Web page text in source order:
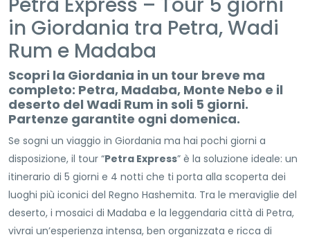
in Giordania tra Petra, Wadi
Rum e Madaba
Scopri la Giordania in un tour breve ma
completo: Petra, Madaba, Monte Nebo e il
deserto del Wadi Rum in soli 5 giorni.
Partenze garantite ogni domenica.
Se sogni un viaggio in Giordania ma hai pochi giorni a
disposizione, il tour “Petra Express” è la soluzione ideale: un
itinerario di 5 giorni e 4 notti che ti porta alla scoperta dei
luoghi più iconici del Regno Hashemita. Tra le meraviglie del
deserto, i mosaici di Madaba e la leggendaria città di Petra,
vivrai un’esperienza intensa, ben organizzata e ricca di